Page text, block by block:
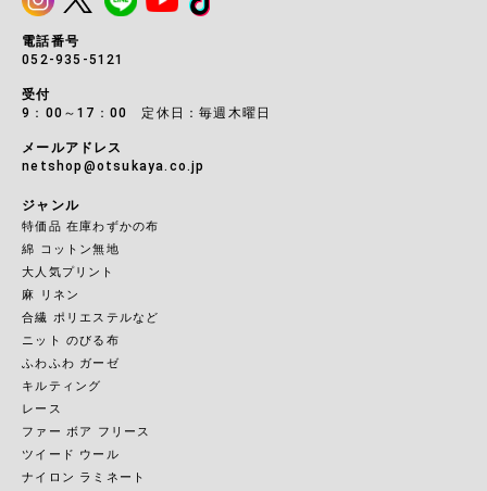
電話番号
052-935-5121
受付
9：00～17：00 定休日：毎週木曜日
メールアドレス
netshop@otsukaya.co.jp
ジャンル
特価品 在庫わずかの布
綿 コットン無地
大人気プリント
麻 リネン
合繊 ポリエステルなど
ニット のびる布
ふわふわ ガーゼ
キルティング
レース
ファー ボア フリース
ツイード ウール
ナイロン ラミネート